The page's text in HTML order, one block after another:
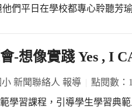
場!
-想像實踐 Yes , I
新聞聯絡人 報導 點閱數：
學習課程，引導學生學習典